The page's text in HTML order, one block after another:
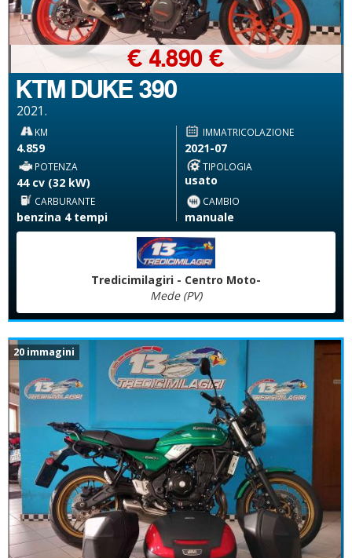
KTM DUKE 390
2021.
€ 4.890 €
KM
4.859
IMMATRICOLAZIONE
2021-07
POTENZA
44 cv (32 kW)
TIPOLOGIA
usato
CARBURANTE
benzina 4 tempi
CAMBIO
manuale
Tredicimilagiri - Centro Moto-
Mede (PV)
20 immagini